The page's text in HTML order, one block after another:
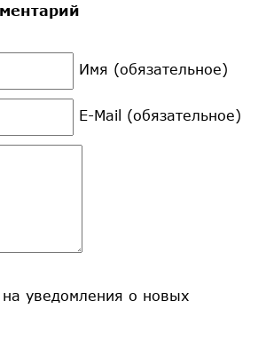
Имя (обязательное)
E-Mail (обязательное)
на уведомления о новых